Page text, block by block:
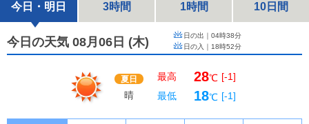
今日・明日 3時間 1時間 10日間
今日の天気 08月06日 (木) 日の出｜ 04時38分
日の入｜ 18時52分
夏日
晴
最高 28℃ [-1]
最低
18℃ [-1]